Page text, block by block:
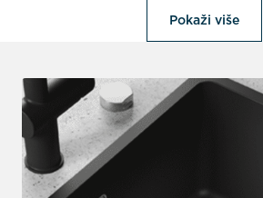
Pokaži više